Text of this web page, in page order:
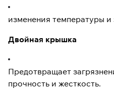
изменения температуры и
Двойная крышка
Предотвращает
прочность и жесткость.